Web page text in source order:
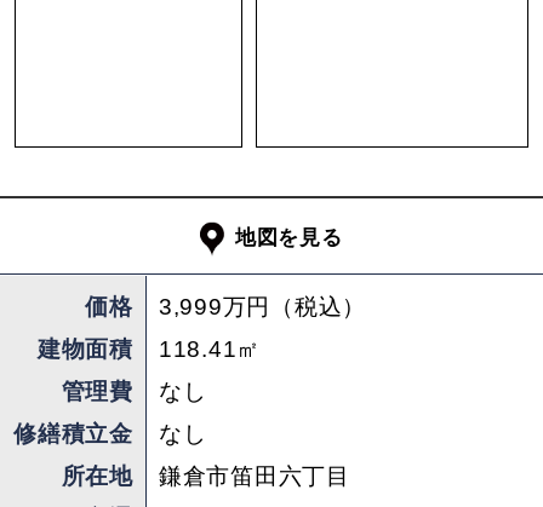
キのカウンターに座り、ガスバーナーでお湯を沸
テンレスカップで味わいながら、ぼーっと朝日に
染まる山並みを眺める。こんな朝を迎えられたら
間取りは4LDKプラス広めの小屋裏収納まで付い
ています。大家族での暮らしにも対応できると思
います。各部屋にも収納はありますが、かさばり
う。ザックはここ、テントや寝袋その他備品はあ
地図を見る
価格
3,999万円（税込）
建物面積
118.41㎡
管理費
なし
修繕積立金
なし
所在地
鎌倉市笛田六丁目